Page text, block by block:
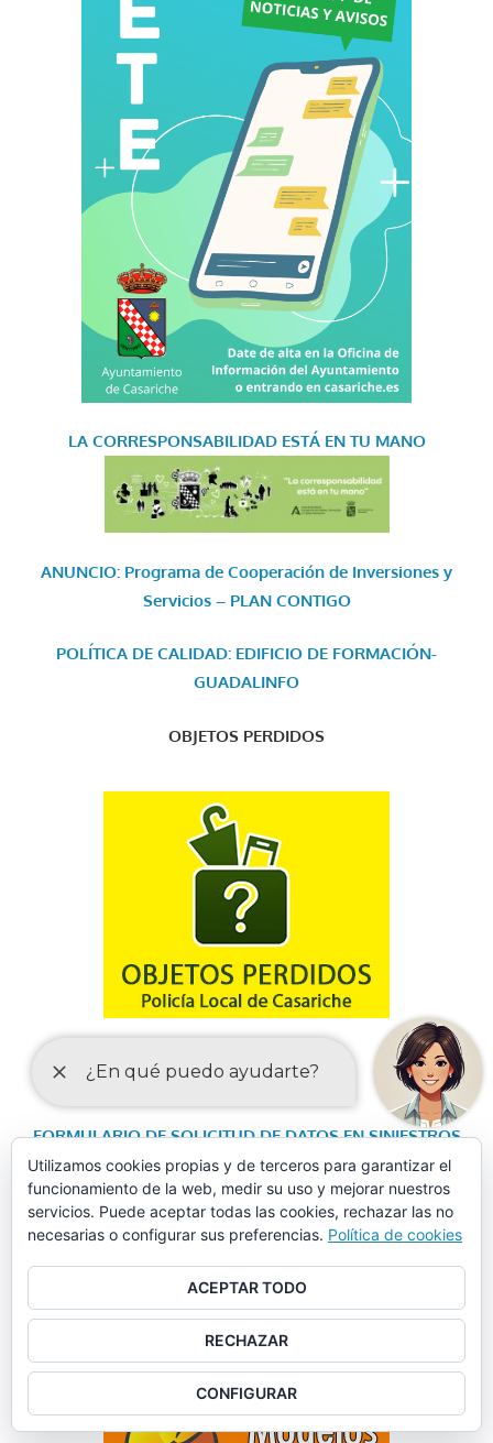
LA CORRESPONSABILIDAD ESTÁ EN TU MANO
ANUNCIO: Programa de Cooperación de Inversiones y
Servicios – PLAN CONTIGO
POLÍTICA DE CALIDAD: EDIFICIO DE FORMACIÓN-
GUADALINFO
OBJETOS PERDIDOS
FORMULARIO DE SOLICITUD DE DATOS EN SINIESTROS
VIALES
Utilizamos cookies propias y de terceros para garantizar el
funcionamiento de la web, medir su uso y mejorar nuestros
servicios. Puede aceptar todas las cookies, rechazar las no
necesarias o configurar sus preferencias. Política de cookies
ACEPTAR TODO
RECHAZAR
CONFIGURAR